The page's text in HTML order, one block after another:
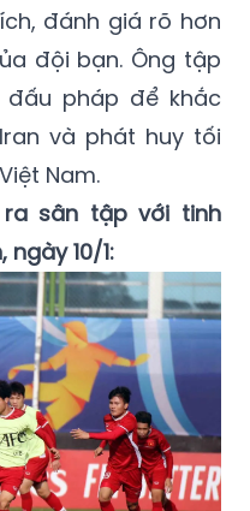
đánh giá rõ hơn
đội bạn. Ông tập
pháp để khắc
và phát huy tối
Nam.
ra sân tập với tinh
10/1: